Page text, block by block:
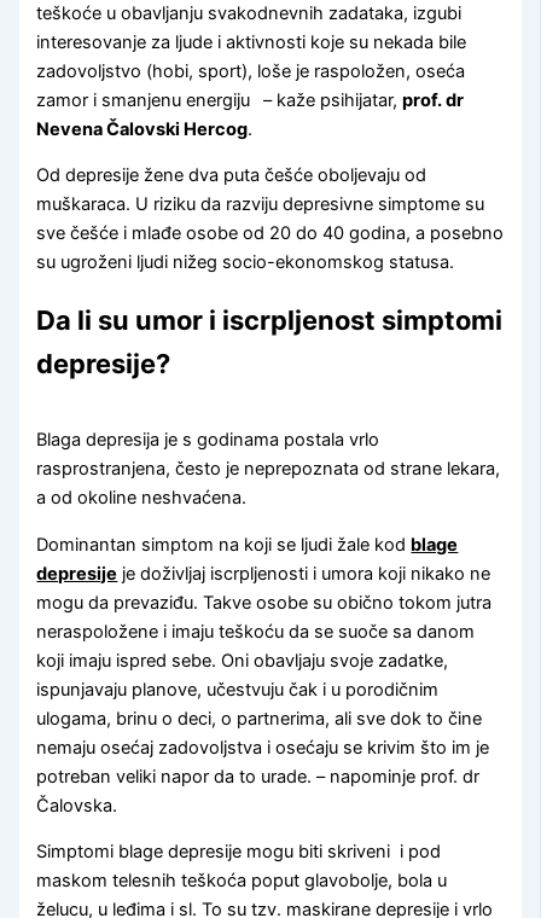
teškoće u obavljanju svakodnevnih zadataka, izgubi
interesovanje za ljude i aktivnosti koje su nekada bile
zadovoljstvo (hobi, sport), loše je raspoložen, oseća
zamor i smanjenu energiju
– kaže psihijatar,prof. dr
Nevena Čalovski Hercog.
Od depresije žene dva puta češće oboljevaju od
muškaraca. U riziku da razviju depresivne simptome su
sve češće i mlađe osobe od 20 do 40 godina, a posebno
su ugroženi ljudi nižeg socio-ekonomskog statusa.
Da li su umor i iscrpljenost simptomi
depresije?
Blaga depresija je s godinama postala vrlo
rasprostranjena, često je neprepoznata od strane lekara,
a od okoline neshvaćena.
Dominantan simptom na koji se ljudi žale kod blage
depresije je doživljaj iscrpljenosti i umora koji nikako ne
mogu da prevaziđu. Takve osobe su obično tokom jutra
neraspoložene i imaju teškoću da se suoče sa danom
koji imaju ispred sebe. Oni obavljaju svoje zadatke,
ispunjavaju planove, učestvuju čak i u porodičnim
ulogama, brinu o deci, o partnerima, ali sve dok to čine
nemaju osećaj zadovoljstva i osećaju se krivim što im je
potreban veliki napor da to urade. – napominje prof. dr
Čalovska.
Simptomi blage depresije mogu biti skriveni i pod
maskom telesnih teškoća poput glavobolje, bola u
želucu, u leđima i sl. To su tzv. maskirane depresije i vrlo